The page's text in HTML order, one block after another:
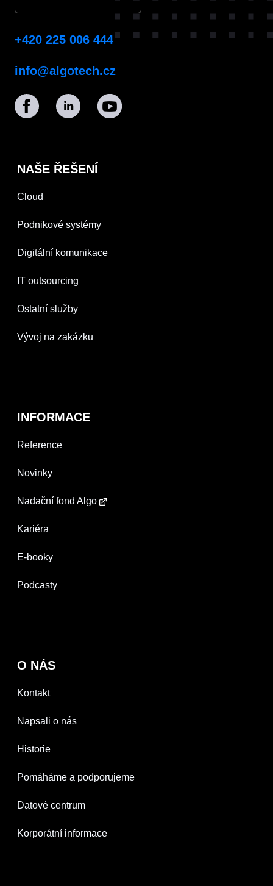
+420 225 006 444
info@algotech.cz
NAŠE ŘEŠENÍ
Cloud
Podnikové systémy
Digitální komunikace
IT outsourcing
Ostatní služby
Vývoj na zakázku
INFORMACE
Reference
Novinky
Nadační fond Algo
Kariéra
E-booky
Podcasty
O NÁS
Kontakt
Napsali o nás
Historie
Pomáháme a podporujeme
Datové centrum
Korporátní informace